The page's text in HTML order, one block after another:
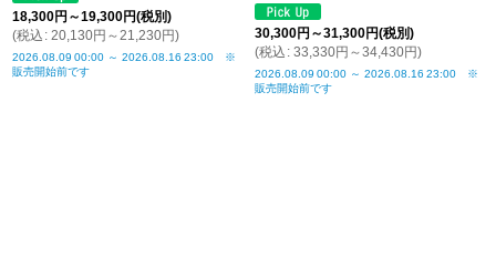
18,300円 ～19,300円(税別)
(税込 : 20,130円 ～21,230円)
2026.08.09 00:00 ～ 2026.08.16 23:00 ※
販売開始前です
30,300円 ～31,300円(税別)
(税込 : 33,330円 ～34,430円)
2026.08.09 00:00 ～ 2026.08.16 23:00 ※
販売開始前です